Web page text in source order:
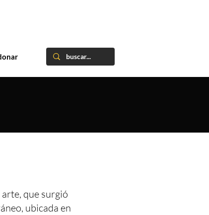
que surgió
ubicada en